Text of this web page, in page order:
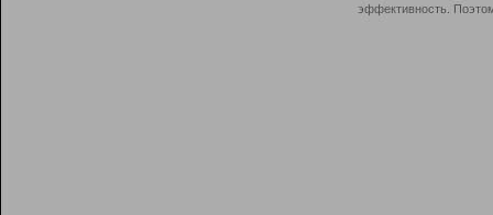
эффективность.